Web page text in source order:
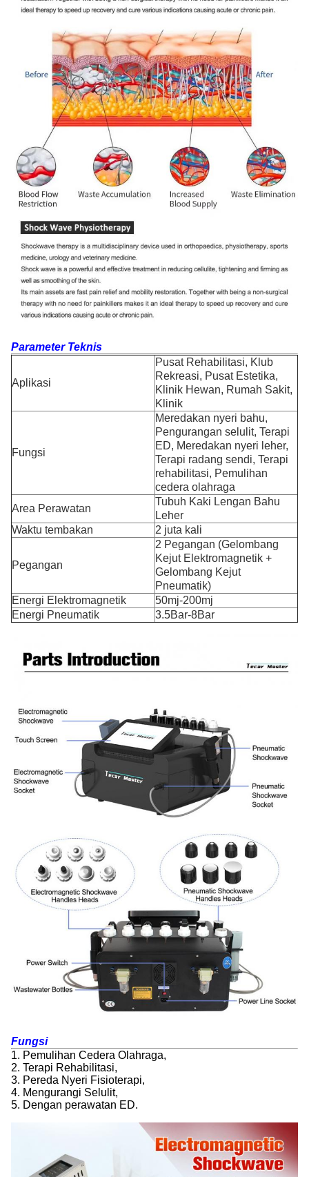
Parameter Teknis
Aplikasi
Pusat Rehabilitasi, Klub
Rekreasi, Pusat Estetika,
Klinik Hewan, Rumah Sakit,
Klinik
Fungsi
Meredakan nyeri bahu,
Pengurangan selulit, Terapi
ED, Meredakan nyeri leher,
Terapi radang sendi, Terapi
rehabilitasi, Pemulihan
cedera olahraga
Area Perawatan
Tubuh Kaki Lengan Bahu
Leher
Waktu tembakan
2 juta kali
Pegangan
2 Pegangan (Gelombang
Kejut Elektromagnetik +
Gelombang Kejut
Pneumatik)
Energi Elektromagnetik
50mj-200mj
Energi Pneumatik
3.5Bar-8Bar
Fungsi
1. Pemulihan Cedera Olahraga,
2. Terapi Rehabilitasi,
3. Pereda Nyeri Fisioterapi,
4. Mengurangi Selulit,
5. Dengan perawatan ED.